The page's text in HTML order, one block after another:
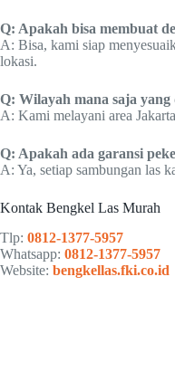
Q: Apakah bisa membuat
A: Bisa, kami siap
lokasi.
Q: Wilayah mana saja yang
A: Kami melayani area
Q: Apakah ada garansi
A: Ya, setiap sambungan las
Kontak Bengkel Las Murah
Tlp: 0812-1377-5957
Whatsapp: 0812-1377-5957
Website: bengkellas.fki.co.id